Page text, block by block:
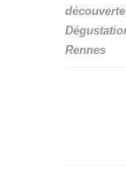
découverte
Rennes